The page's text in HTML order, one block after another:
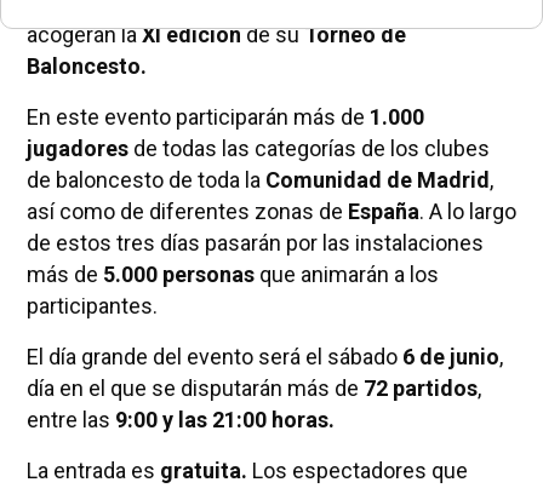
acogerán laXI ediciónde suTorneo de
Baloncesto.
En este evento participarán más de 1.000
jugadoresde todas las categorías de los clubes
de baloncesto de toda la Comunidad de Madrid,
así como de diferentes zonas de España. A lo largo
de estos tres días pasarán por las instalaciones
más de 5.000 personasque animarán a los
participantes.
El día grande del evento será el sábado 6 de junio,
día en el que se disputarán más de 72 partidos,
entre las 9:00 y las 21:00 horas.
La entrada es gratuita. Los espectadores que